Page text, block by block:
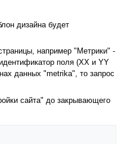
дизайна будет
например "Метрики" -
поля (XX и YY
данных "metrika", то запрос
сайта" до закрывающего